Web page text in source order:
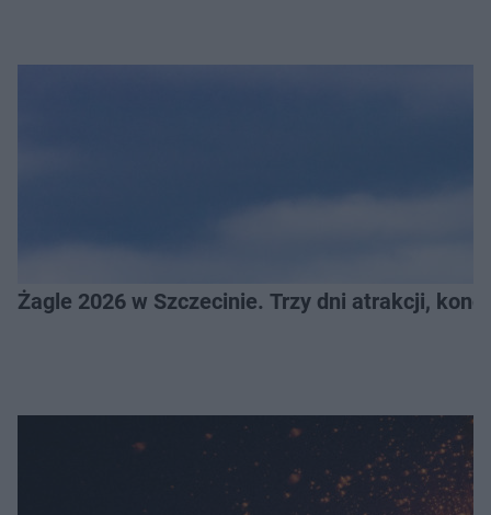
Żagle 2026 w Szczecinie. Trzy dni atrakcji,